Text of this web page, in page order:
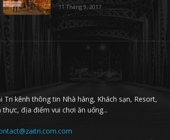
11 Tháng 9, 2017
Tri kênh thông tin Nhà hàng, Khách sạn, Resort,
thực, địa điểm vui chơi ăn uống...